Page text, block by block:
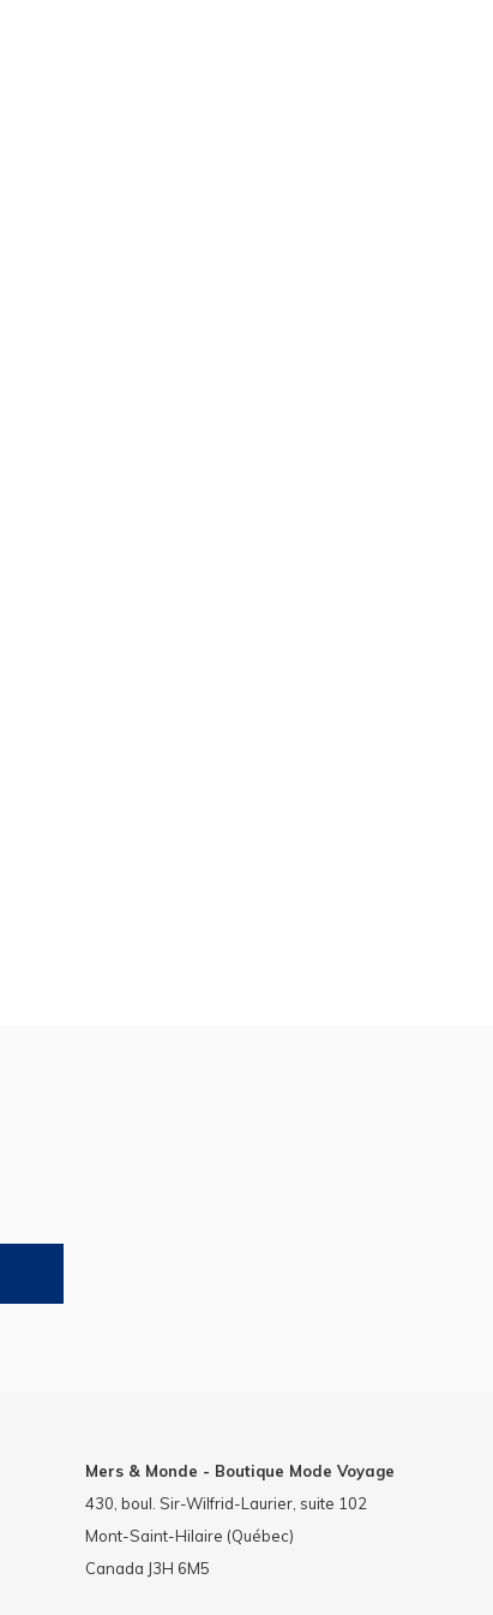
Mers & Monde - Boutique Mode Voyage
430, boul. Sir-Wilfrid-Laurier, suite 102
Mont-Saint-Hilaire (Québec)
Canada J3H 6M5